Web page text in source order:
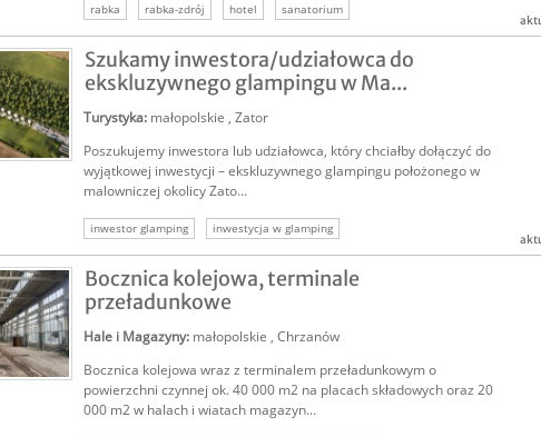
rabka rabka-zdrój hotel
sanatorium
ośrodek wypoczynkowy
sprzedam pensjonat
pensjonat rabka zdrój
Szukamy inwestora/udziałowca do
ekskluzywnego glampingu w Ma...
Turystyka: małopolskie , Zator
Poszukujemy inwestora lub udziałowca, który chciałby dołączyć do
wyjątkowej inwestycji – ekskluzywnego glampingu położonego w
malowniczej okolicy Zato...
inwestor glamping
inwestycja w glamping
szukam inwestora glamping
inwestor nieruchomość
Bocznica kolejowa, terminale
przeładunkowe
Hale i Magazyny: małopolskie , Chrzanów
Bocznica kolejowa wraz z terminalem przeładunkowym o
powierzchni czynnej ok. 40 000 m2 na placach składowych oraz 20
000 m2 w halach i wiatach magazyn...